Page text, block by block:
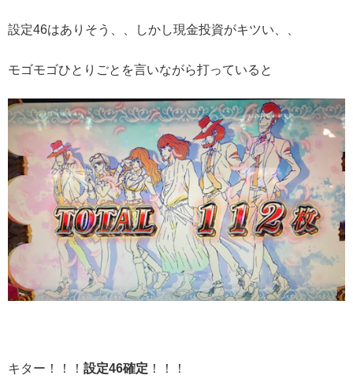
設定46はありそう、、しかし現金投資がキツい、、
モゴモゴひとりごとを言いながら打っていると
キター！！！ 設定46確定 ！！！